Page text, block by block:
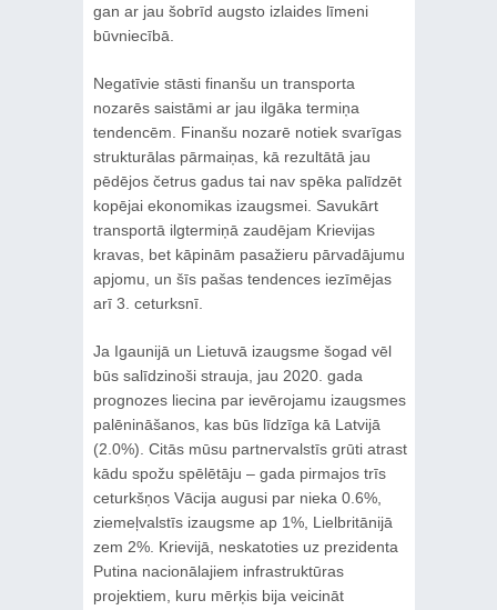
gan ar jau šobrīd augsto izlaides līmeni
būvniecībā.
Negatīvie stāsti finanšu un transporta
nozarēs saistāmi ar jau ilgāka termiņa
tendencēm. Finanšu nozarē notiek svarīgas
strukturālas pārmaiņas, kā rezultātā jau
pēdējos četrus gadus tai nav spēka palīdzēt
kopējai ekonomikas izaugsmei. Savukārt
transportā ilgtermiņā zaudējam Krievijas
kravas, bet kāpinām pasažieru pārvadājumu
apjomu, un šīs pašas tendences iezīmējas
arī 3. ceturksnī.
Ja Igaunijā un Lietuvā izaugsme šogad vēl
būs salīdzinoši strauja, jau 2020. gada
prognozes liecina par ievērojamu izaugsmes
palēnināšanos, kas būs līdzīga kā Latvijā
(2.0%). Citās mūsu partnervalstīs grūti atrast
kādu spožu spēlētāju – gada pirmajos trīs
ceturkšņos Vācija augusi par nieka 0.6%,
ziemeļvalstīs izaugsme ap 1%, Lielbritānijā
zem 2%. Krievijā, neskatoties uz prezidenta
Putina nacionālajiem infrastruktūras
projektiem, kuru mērķis bija veicināt